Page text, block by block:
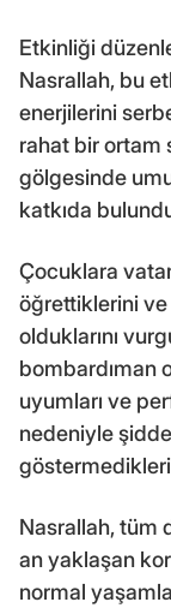
Etkinliği
Nasrallah, bu
enerjilerini
rahat bir ortam
gölgesinde
katkıda
Çocuklara
öğrettiklerini
olduklarını
bombardıman
uyumları ve
nedeniyle
Nasrallah, tüm
an yaklaşan
normal